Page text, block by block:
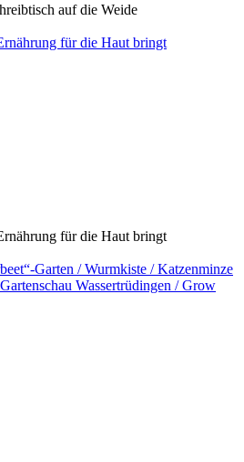
auf die Weide
für die Haut bringt
für die Haut bringt
Garten /​ Wurmkiste /​ Katzenminze
Wassertrüdingen /​ Grow